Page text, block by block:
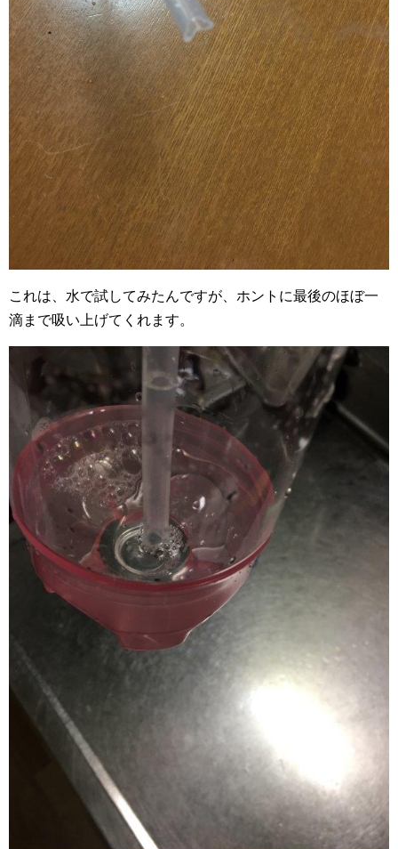
これは、水で試してみたんですが、ホントに最後のほぼ一
滴まで吸い上げてくれます。